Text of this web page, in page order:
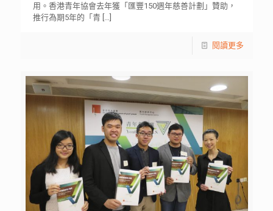
用。香港青年協會去年獲「匯豐150週年慈善計劃」贊助，
推行為期5年的「青[…]
閱讀更多